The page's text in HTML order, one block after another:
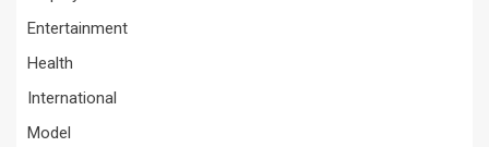
Entertainment
Health
International
Model